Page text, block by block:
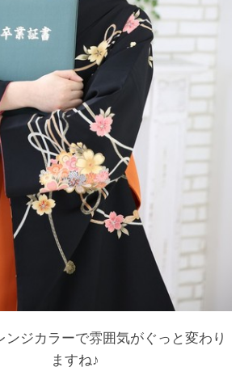
ンジカラーで雰囲気がぐっと変わり
ますね♪